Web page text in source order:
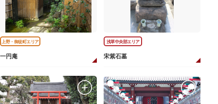
上野・御徒町エリア
一円庵
浅草中央部エリア
宋紫石墓